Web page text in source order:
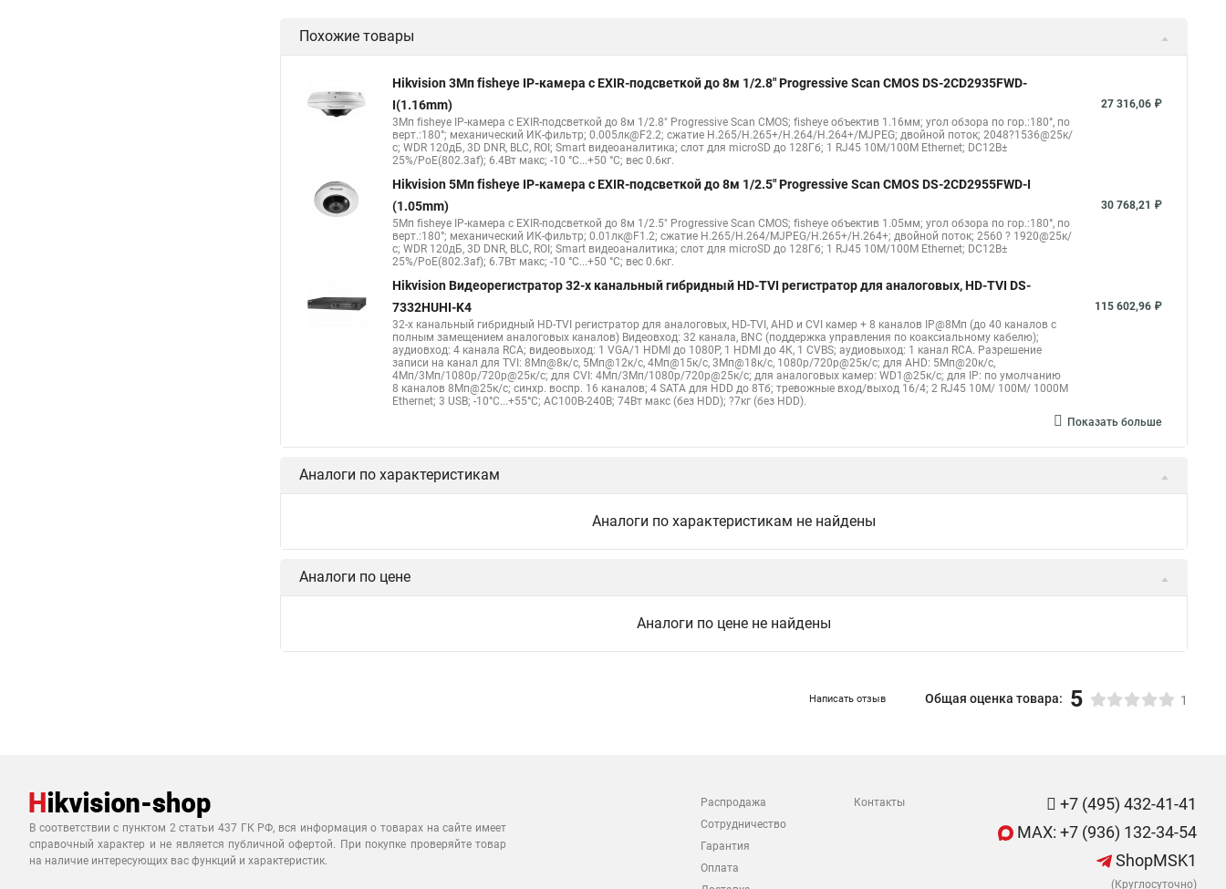
Hikvision уличная Poe камера
Камера hikvision ds Видеокамеры hikvision ds Видеокамера hikvision hiwatch
Камера Hikvision ds 2cd2442fwd Hikvision камера ds 2cd2023g0 i Купольная камера Уличная камера Hikvision ip camera
Hikvision поворотная камера Hikvision купольная Нikvision микрофон
Похожие товары
Hikvision 3Мп fisheye IP-камера c EXIR-подсветкой до 8м 1/2.8" Progressive Scan CMOS DS-2CD2935FWD-
I(1.16mm)
3Мп fisheye IP-камера c EXIR-подсветкой до 8м 1/2.8" Progressive Scan CMOS; fisheye объектив 1.16мм; угол обзора по гор.:180°, по
верт.:180°; механический ИК-фильтр; 0.005лк@F2.2; сжатие H.265/H.265+/H.264/H.264+/MJPEG; двойной поток; 2048?1536@25к/
с; WDR 120дБ, 3D DNR, BLC, ROI; Smart видеоаналитика; слот для microSD до 128Гб; 1 RJ45 10M/100M Ethernet; DC12В±
25%/PoE(802.3af); 6.4Вт макс; -10 °C...+50 °C; вес 0.6кг.
27 316,06 ₽
Hikvision 5Мп fisheye IP-камера c EXIR-подсветкой до 8м 1/2.5" Progressive Scan CMOS DS-2CD2955FWD-I
(1.05mm)
5Мп fisheye IP-камера c EXIR-подсветкой до 8м 1/2.5" Progressive Scan CMOS; fisheye объектив 1.05мм; угол обзора по гор.:180°, по
верт.:180°; механический ИК-фильтр; 0.01лк@F1.2; сжатие H.265/H.264/MJPEG/H.265+/H.264+; двойной поток; 2560 ? 1920@25к/
с; WDR 120дБ, 3D DNR, BLC, ROI; Smart видеоаналитика; слот для microSD до 128Гб; 1 RJ45 10M/100M Ethernet; DC12В±
25%/PoE(802.3af); 6.7Вт макс; -10 °C...+50 °C; вес 0.6кг.
30 768,21 ₽
Hikvision Видеорегистратор 32-х канальный гибридный HD-TVI регистратор для аналоговых, HD-TVI DS-
7332HUHI-K4
32-х канальный гибридный HD-TVI регистратор для аналоговых, HD-TVI, AHD и CVI камер + 8 каналов IP@8Мп (до 40 каналов с
полным замещением аналоговых каналов) Видеовход: 32 канала, BNC (поддержка управления по коаксиальному кабелю);
аудиовход: 4 канала RCA; видеовыход: 1 VGA/1 HDMI до 1080Р, 1 HDMI до 4К, 1 CVBS; аудиовыход: 1 канал RCA. Разрешение
записи на канал для TVI: 8Мп@8к/с, 5Мп@12к/с, 4Мп@15к/с, 3Мп@18к/с, 1080p/720p@25к/с; для AHD: 5Мп@20к/с,
4Мп/3Мп/1080p/720p@25к/с; для CVI: 4Мп/3Мп/1080p/720p@25к/с; для аналоговых камер: WD1@25к/с; для IP: по умолчанию
8 каналов 8Мп@25к/с; синхр. воспр. 16 каналов; 4 SATA для HDD до 8Тб; тревожные вход/выход 16/4; 2 RJ45 10M/ 100M/ 1000М
Ethernet; 3 USB; -10°C...+55°C; АC100В-240В; 74Вт макс (без HDD); ?7кг (без HDD).
115 602,96 ₽
Показать больше
Аналоги по характеристикам
Аналоги по характеристикам не найдены
Аналоги по цене
Аналоги по цене не найдены
Написать отзыв Общая оценка товара: 5 1
В соответствии с пунктом 2 статьи 437 ГК РФ, вся информация о товарах на сайте имеет
справочный характер и не является публичной офертой. При покупке проверяйте товар
на наличие интересующих вас функций и характеристик.
Распродажа
Сотрудничество
Гарантия
Оплата
Контакты
+7 (495) 432-41-41
MAX: +7 (936) 132-34-54
ShopMSK1
(Круглосуточно)